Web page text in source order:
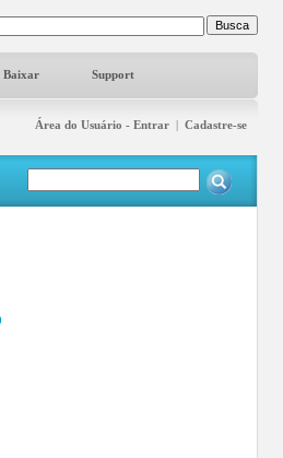
Baixar Support
Área do Usuário - Entrar | Cadastre-se